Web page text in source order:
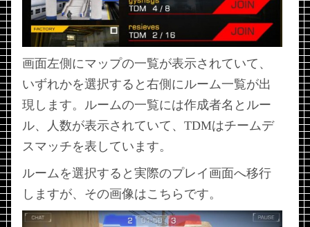
画面左側にマップの一覧が表示されていて、
いずれかを選択すると右側にルーム一覧が出
現します。ルームの一覧には作成者名とルー
ル、人数が表示されていて、TDMはチームデ
スマッチを表しています。
ルームを選択すると実際のプレイ画面へ移行
しますが、その画像はこちらです。